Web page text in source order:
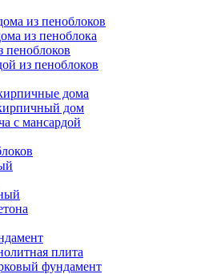
из пеноблоков
из пеноблока
пеноблоков
из пеноблоков
дома
дом
с мансардой
плита
фундамент